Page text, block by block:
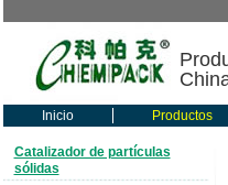
Inicio Productos
Catalizador de partículas
sólidas